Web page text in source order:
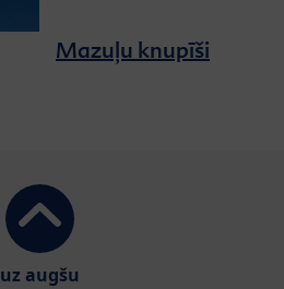
Mazuļu knupīši
uz augšu